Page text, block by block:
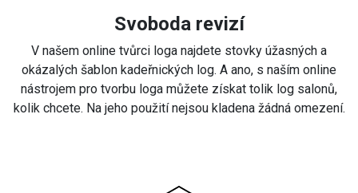
Svoboda revizí
V našem online tvůrci loga najdete stovky úžasných a
okázalých šablon kadeřnických log. A ano, s naším online
nástrojem pro tvorbu loga můžete získat tolik log salonů,
kolik chcete. Na jeho použití nejsou kladena žádná omezení.